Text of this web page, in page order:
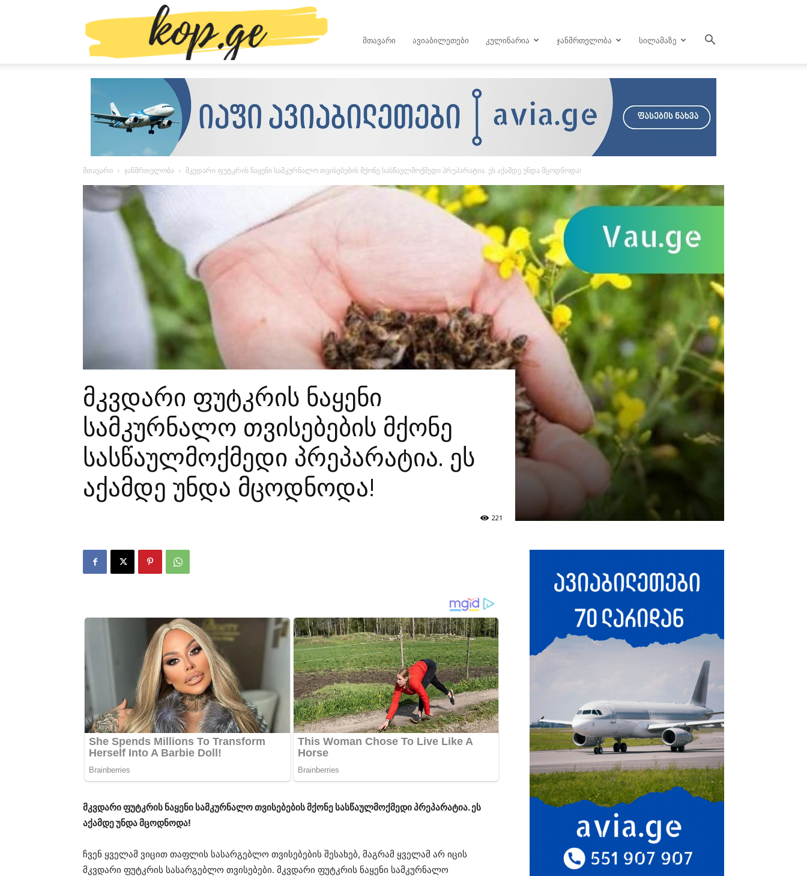
kop.ge
ᲛᲗᲐᲕᲐᲠᲘ ᲐᲕᲘᲐᲑᲘᲚᲔᲗᲔᲑᲘ ᲙᲣᲚᲘᲜᲐᲠᲘᲐ ᲯᲐᲜᲛᲠᲗᲔᲚᲝᲑᲐ ᲡᲘᲚᲐᲛᲐᲖᲔ
მთავარი ჯანმრთელობა მკვდარი ფუტკრის ნაყენი სამკურნალო თვისებების მქონე სასწაულმოქმედი პრეპარატია. ეს აქამდე უნდა მცოდნოდა!
მკვდარი ფუტკრის ნაყენი
სამკურნალო თვისებების მქონე
სასწაულმოქმედი პრეპარატია. ეს
აქამდე უნდა მცოდნოდა!
221
მკვდარი ფუტკრის ნაყენი სამკურნალო თვისებების მქონე სასწაულმოქმედი პრეპარატია. ეს
აქამდე უნდა მცოდნოდა!
ჩვენ ყველამ ვიცით თაფლის სასარგებლო თვისებების შესახებ, მაგრამ ყველამ არ იცის
მკვდარი ფუტკრის სასარგებლო თვისებები. მკვდარი ფუტკრის ნაყენი სამკურნალო